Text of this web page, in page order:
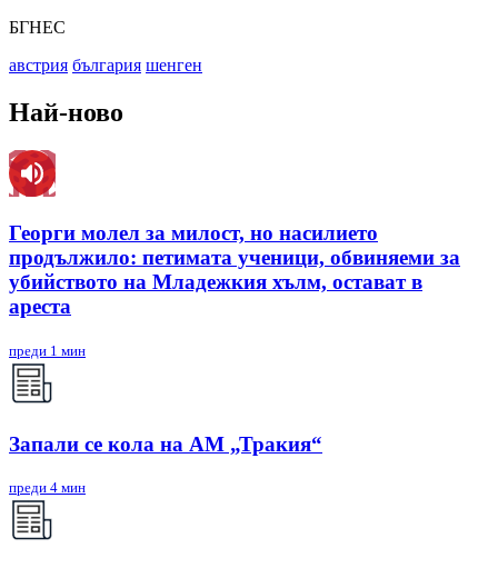
БГНЕС
австрия българия шенген
Най-ново
Георги молел за милост, но насилието
продължило: петимата ученици, обвиняеми за
убийството на Младежкия хълм, остават в
ареста
преди 1 мин
Запали се кола на АМ „Тракия“
преди 4 мин